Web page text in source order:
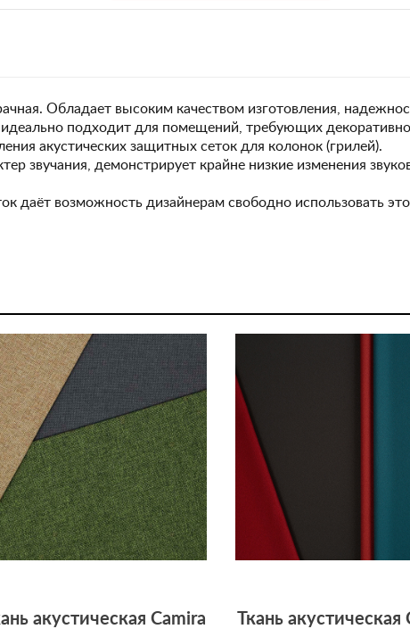
Обладает высоким качеством изготовления,
подходит для помещений, требующих
акустических защитных сеток для колонок (грилей).
звучания, демонстрирует крайне низкие изменения
даёт возможность дизайнерам свободно использовать
акустическая Camira Ткань акустическая